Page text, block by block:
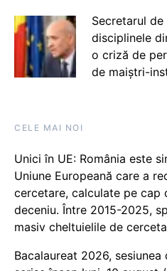
Secretarul
disciplinele
o criză de
de maiștri-
CELE MAI NOI
Unici în UE: România este
Uniune Europeană care a
cercetare, calculate pe cap
deceniu. Între 2015-2025,
masiv cheltuielile de
Bacalaureat 2026,